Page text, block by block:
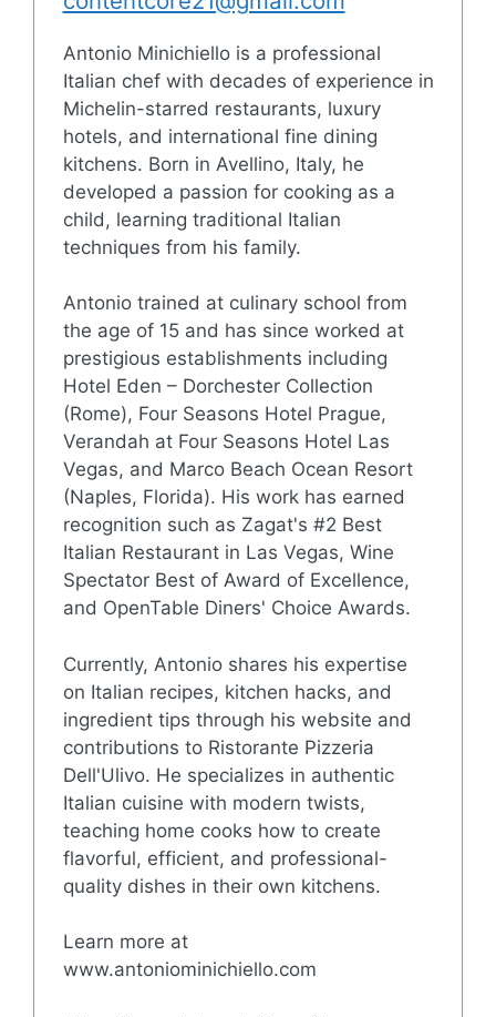
Antonio Minichiello is a professional
Italian chef with decades of experience in
Michelin-starred restaurants, luxury
hotels, and international fine dining
kitchens. Born in Avellino, Italy, he
developed a passion for cooking as a
child, learning traditional Italian
techniques from his family.
Antonio trained at culinary school from
the age of 15 and has since worked at
prestigious establishments including
Hotel Eden – Dorchester Collection
(Rome), Four Seasons Hotel Prague,
Verandah at Four Seasons Hotel Las
Vegas, and Marco Beach Ocean Resort
(Naples, Florida). His work has earned
recognition such as Zagat's #2 Best
Italian Restaurant in Las Vegas, Wine
Spectator Best of Award of Excellence,
and OpenTable Diners' Choice Awards.
Currently, Antonio shares his expertise
on Italian recipes, kitchen hacks, and
ingredient tips through his website and
contributions to Ristorante Pizzeria
Dell'Ulivo. He specializes in authentic
Italian cuisine with modern twists,
teaching home cooks how to create
flavorful, efficient, and professional-
quality dishes in their own kitchens.
Learn more at
www.antoniominichiello.com